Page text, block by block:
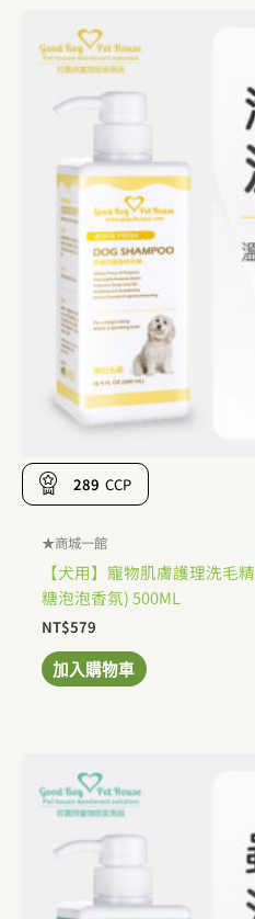
289 CCP
★商城一館
【犬用】寵物肌膚護理洗毛
糖泡泡香氛) 500ML
NT$579
加入購物車